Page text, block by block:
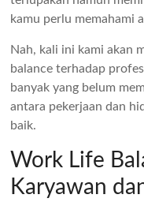
kamu perlu memahami
Nah, kali ini kami akan
balance terhadap
banyak yang belum
antara pekerjaan dan
baik.
Work Life
Karyawan